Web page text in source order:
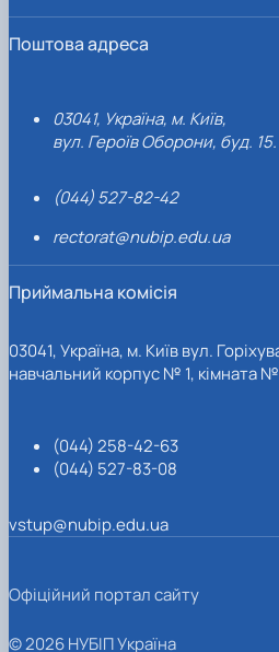
Поштова адреса
03041, Україна, м. Київ,
вул. Героїв Оборони, буд. 15.
(044) 527-82-42
rectorat@nubip.edu.ua
Приймальна комісія
03041, Україна, м. Київ вул.
навчальний корпус № 1, кімната №
(044) 258-42-63
(044) 527-83-08
vstup@nubip.edu.ua
Офіційний портал сайту
© 2026 НУБІП Україна